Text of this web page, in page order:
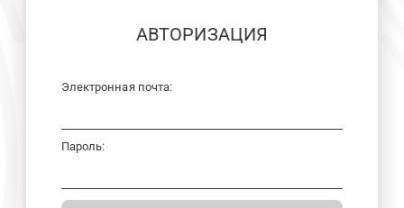
АВТОРИЗАЦИЯ
Электронная почта:
Пароль: